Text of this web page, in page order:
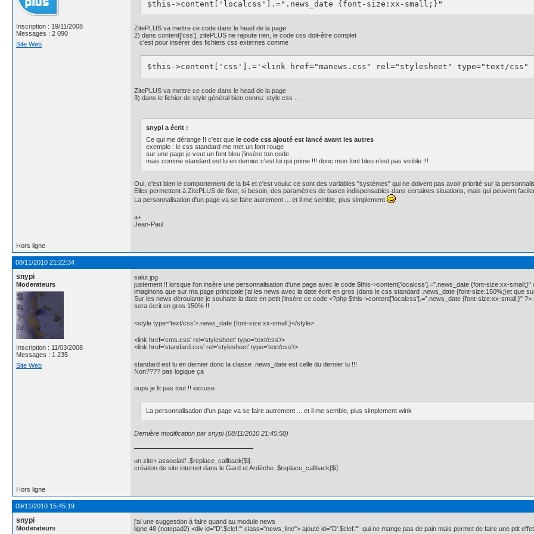
    letter-spacing: 1px;
    line-height: 1;
    padding: 12px 0 14px 0;
    text-shadow: 0px -1px 1px rgba(0, 0, 0, .8);*/
}
	/* background: #111;
    background: -webkit-gradient(linear, 0 0, 0 100%,
              color-stop(0, rgba(50, 50, 50, 0.9)),
              color-stop(0.5, rgba(30, 30, 30, 0.9)),
              color-stop(0.5, rgba(20, 20, 20, 0.9)),
              rgba(0, 0, 0, 0.9) 0%,
              rgba(20, 20, 20, 0.9) 50%,
              rgba(30, 30, 30, 0.9) 50%,
              rgba(50, 50, 50, 0.9) 100%);
    border: 0;
    border-radius: 4px;
    -webkit-border-radius: 4px;
-webkit-box-shadow: inset 1px 1px 1px 0px rgba(135, 135, 135, 0.1), inset -
-moz-box-shadow: inset 1px 1px 1px 0px rgba(135, 135, 135, 0.1), inset -1px
    line-height: 1;
Inscription : 19/11/2008
Messages : 2 090
Site Web
$this->content['localcss'].=".news_date {font-size:xx-small;}"
ZitePLUS va mettre ce code dans le head de la page
2) dans content['css'], zitePLUS ne rajoute rien, le code css doit-être complet
c'est pour insérer des fichiers css externes comme
$this->content['css'].='<link href="manews.css" rel="stylesheet" type="text/
ZitePLUS va mettre ce code dans le head de la page
3) dans le fichier de style général bien connu: style.css ...
snypi a écrit :
Ce qui me dérange !! c'est que le code css ajouté est lancé avant les autres
exemple : le css standard me met un font rouge
sur une page je veut un font bleu j'insère ton code
mais comme standard est lu en dernier c'est lui qui prime !!! donc mon font bleu n'est pas visible !!!
Oui, c'est bien le comportement de la b4 et c'est voulu: ce sont des variables "systèmes" qui ne doivent pas avoir priorité sur la
Elles permettent à ZitePLUS de fixer, si besoin, des paramètres de bases indispensables dans certaines situations, mais qui peuvent
La personnalisation d'un page va se faire autrement ... et il me semble, plus simplement
a+
Jean-Paul
Hors ligne
08/11/2010 21:22:34
snypi
Moderateurs
Inscription : 11/03/2008
Messages : 1 235
Site Web
salut jpg
justement !! lorsque l'on insère une personnalisation d'une page avec le code $this->content['localcss'].=".news_date {font-size:xx-
imaginons que sur ma page principale j'ai les news avec la date écrit en gros (dans le css standard .news_date {font-size:150%;}et que
Sur les news déroulante je souhaite la date en petit j'insère ce code <?php $this->content['localcss'].=".news_date {font-size:xx-small;}"
sera écrit en gros 150% !!
<style type='text/css'>.news_date {font-size:xx-small;}</style>
<link href='cms.css' rel='stylesheet' type='text/css'/>
<link href='standard.css' rel='stylesheet' type='text/css'/>
standard est lu en dernier donc la classe .news_date est celle du dernier lu !!!
Non???? pas logique ça
oups je lit pas tout !! excuse
La personnalisation d'un page va se faire autrement ... et il me semble, plus simplement wink
Dernière modification par snypi (08/11/2010 21:45:58)
un zite+ associatif .$replace_callback[$i].
création de site internet dans le Gard et Ardèche .$replace_callback[$i].
Hors ligne
09/11/2010 15:45:19
snypi
Moderateurs
j'ai une suggestion à faire quand au module news
ligne 48 (notepad2) <div id="D'.$clef.'" class="news_line"> ajouté id="D'.$clef.'" qui ne mange pas de pain mais permet de faire une ptit